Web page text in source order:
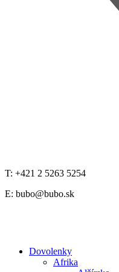
T: +421 2 5263 5254
E: bubo@bubo.sk
Dovolenky
Afrika